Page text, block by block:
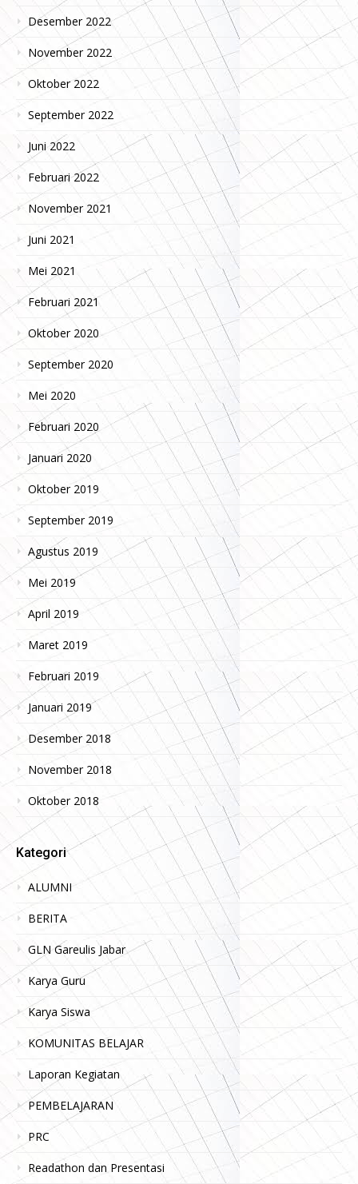
Desember 2022
November 2022
Oktober 2022
September 2022
Juni 2022
Februari 2022
November 2021
Juni 2021
Mei 2021
Februari 2021
Oktober 2020
September 2020
Mei 2020
Februari 2020
Januari 2020
Oktober 2019
September 2019
Agustus 2019
Mei 2019
April 2019
Maret 2019
Februari 2019
Januari 2019
Desember 2018
November 2018
Oktober 2018
Kategori
ALUMNI
BERITA
GLN Gareulis Jabar
Karya Guru
Karya Siswa
KOMUNITAS BELAJAR
Laporan Kegiatan
PEMBELAJARAN
PRC
Readathon dan Presentasi